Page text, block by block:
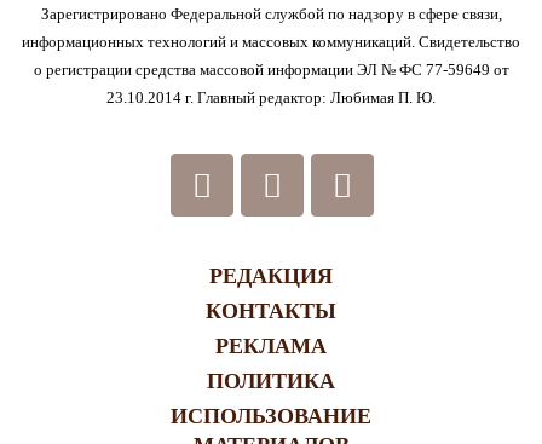
Зарегистрировано Федеральной службой по надзору в сфере связи,
информационных технологий и массовых коммуникаций. Свидетельство
о регистрации средства массовой информации ЭЛ № ФС 77-59649 от
23.10.2014 г. Главный редактор: Любимая П. Ю.
РЕДАКЦИЯ
КОНТАКТЫ
РЕКЛАМА
ПОЛИТИКА
ИСПОЛЬЗОВАНИЕ